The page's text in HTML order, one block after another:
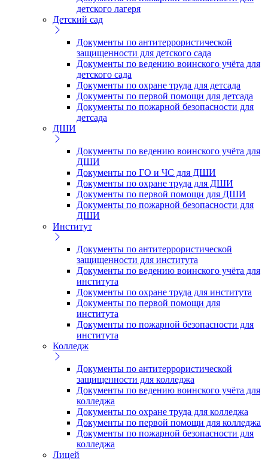
детского лагеря
Детский сад
Документы по антитеррористической
защищенности для детского сада
Документы по ведению воинского учёта для
детского сада
Документы по охране труда для детсада
Документы по первой помощи для детсада
Документы по пожарной безопасности для
детсада
ДШИ
Документы по ведению воинского учёта для
ДШИ
Документы по ГО и ЧС для ДШИ
Документы по охране труда для ДШИ
Документы по первой помощи для ДШИ
Документы по пожарной безопасности для
ДШИ
Институт
Документы по антитеррористической
защищенности для института
Документы по ведению воинского учёта для
института
Документы по охране труда для института
Документы по первой помощи для
института
Документы по пожарной безопасности для
института
Колледж
Документы по антитеррористической
защищенности для колледжа
Документы по ведению воинского учёта для
колледжа
Документы по охране труда для колледжа
Документы по первой помощи для колледжа
Документы по пожарной безопасности для
колледжа
Лицей